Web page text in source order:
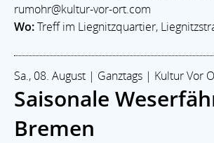
rumohr@kultur-vor-ort.com
Wo:Treff im Liegnitzquartier,
Sa., 08. August | Ganztags | Kultur Vor
Saisonale
Bremen